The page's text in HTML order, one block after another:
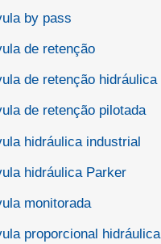
by pass
de retenção
de retenção hidráulica
de retenção pilotada
hidráulica industrial
hidráulica Parker
monitorada
proporcional hidráulica